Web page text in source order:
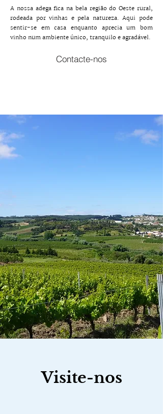
A nossa adega fica na bela região do Oeste rural,
rodeada por vinhas e pela natureza. Aqui pode
sentir-se em casa enquanto aprecia um bom
vinho num ambiente único, tranquilo e agradável.
Contacte-nos
Visite-nos